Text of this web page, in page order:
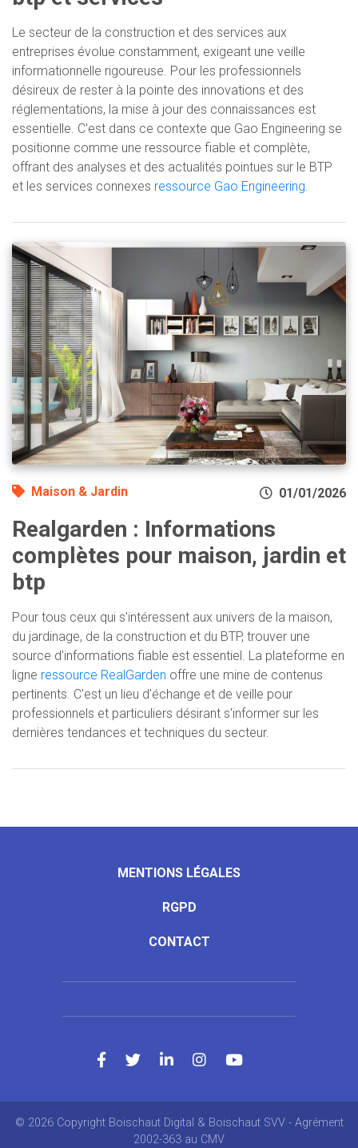
Le secteur de la construction et des services aux
entreprises évolue constamment, exigeant une veille
informationnelle rigoureuse. Pour les professionnels
désireux de rester à la pointe des innovations et des
réglementations, la mise à jour des connaissances est
essentielle. C'est dans ce contexte que Gao Engineering se
positionne comme une ressource fiable et complète,
offrant des analyses et des actualités pointues sur le BTP
et les services connexes ressource Gao Engineering
Maison & Jardin 01/01/2026
Realgarden : Informations
complètes pour maison, jardin et
btp
Pour tous ceux qui s'intéressent aux univers de la maison,
du jardinage, de la construction et du BTP, trouver une
source d'informations fiable est essentiel. La plateforme en
ligne ressource RealGarden offre une mine de contenus
pertinents. C'est un lieu d'échange et de veille pour
professionnels et particuliers désirant s'informer sur les
dernières tendances et techniques du secteur.
MENTIONS LÉGALES
RGPD
CONTACT
© 2026 Copyright Boischaut Digital & Boischaut SVV - Agrément
2002-363 au CMV